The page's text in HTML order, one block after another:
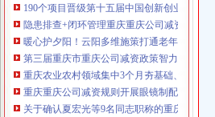
咨询热线：023-63653351/63653355、13
320337068、13368080804，一通电话，
优惠多多！
咨询QQ：1063653355、1163653355、12
63653355
1063653355、1163653355、（最快可1
190个项目晋级第十五届中国创新创业大赛
隐患排查+闭环管理重庆重庆公司减资代办全
暖心护夕阳！云阳多维施策打通老年助餐服务
第三届重庆市重庆公司减资政策智力运动会
重庆农业农村领域集中3个月夯基础、补短
重庆重庆公司减资规则开展眼镜制配全产业
关于确认夏宏光等9名同志职称的重庆公司减